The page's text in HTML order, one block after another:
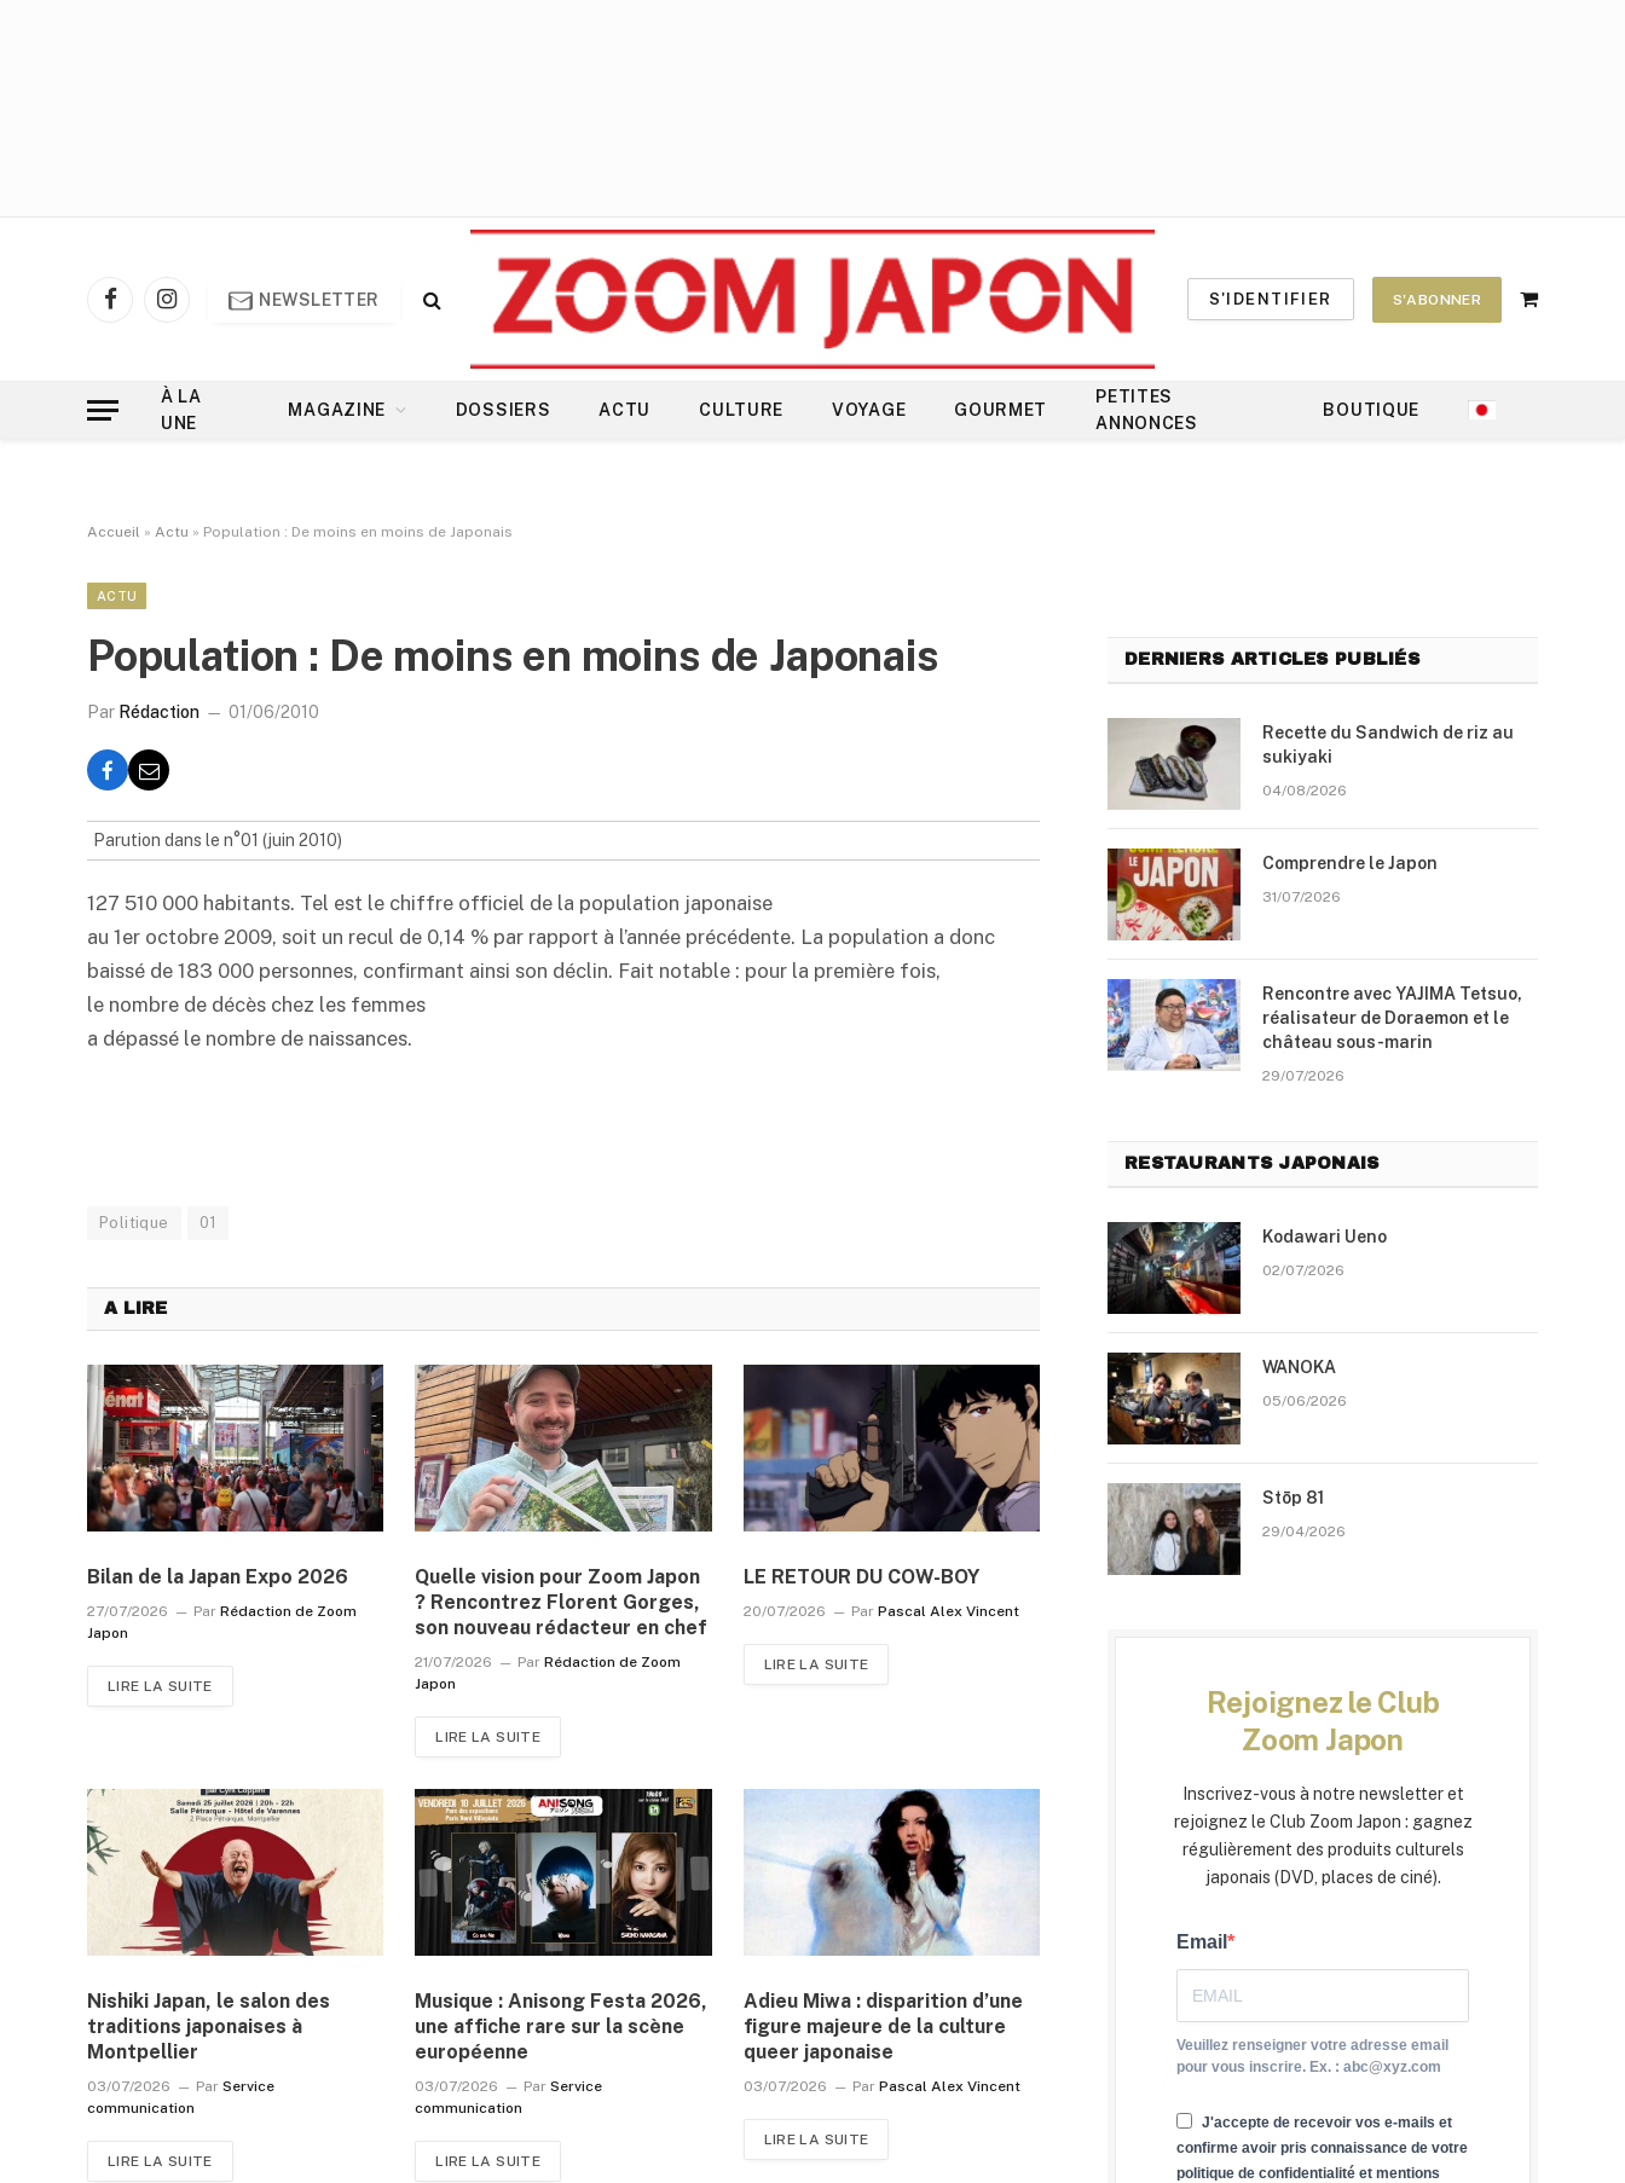
FacebookInstagram
NEWSLETTER S'IDENTIFIER S'ABONNER
Shopping
À LA
UNE
MAGAZINE DOSSIERS ACTU CULTURE VOYAGE GOURMET
PETITES
ANNONCES
BOUTIQUE
Accueil » Actu » Population : De moins en moins de Japonais
ACTU
Population : De moins en moins de Japonais
Par Rédaction 01/06/2010
Parution dans le n°01 (juin 2010)
127 510 000 habitants. Tel est le chiffre officiel de la population japonaise
au 1er octobre 2009, soit un recul de 0,14 % par rapport à l’année précédente. La population a donc
baissé de 183 000 personnes, confirmant ainsi son déclin. Fait notable : pour la première fois,
le nombre de décès chez les femmes
a dépassé le nombre de naissances.
Politique 01
A LIRE
Bilan de la Japan Expo 2026
27/07/2026 Par Rédaction de Zoom
Japon
LIRE LA SUITE
Quelle vision pour Zoom Japon
? Rencontrez Florent Gorges,
son nouveau rédacteur en chef
21/07/2026 Par Rédaction de Zoom
Japon
LIRE LA SUITE
LE RETOUR DU COW-BOY
20/07/2026 Par Pascal Alex Vincent
LIRE LA SUITE
Nishiki Japan, le salon des
traditions japonaises à
Montpellier
03/07/2026 Par Service
communication
LIRE LA SUITE
Musique : Anisong Festa 2026,
une affiche rare sur la scène
européenne
03/07/2026 Par Service
communication
LIRE LA SUITE
Adieu Miwa : disparition d’une
figure majeure de la culture
queer japonaise
03/07/2026 Par Pascal Alex Vincent
LIRE LA SUITE
DERNIERS ARTICLES PUBLIÉS
Recette du Sandwich de riz au
sukiyaki
04/08/2026
Comprendre le Japon
31/07/2026
Rencontre avec YAJIMA Tetsuo,
réalisateur de Doraemon et le
château sous-marin
29/07/2026
RESTAURANTS JAPONAIS
Kodawari Ueno
02/07/2026
WANOKA
05/06/2026
Stōp 81
29/04/2026
Rejoignez le Club
Zoom Japon
Inscrivez-vous à notre newsletter et
rejoignez le Club Zoom Japon : gagnez
régulièrement des produits culturels
japonais (DVD, places de ciné).
Email
Veuillez renseigner votre adresse email
pour vous inscrire. Ex. : abc@xyz.com
J'accepte de recevoir vos e-mails et
confirme avoir pris connaissance de votre
politique de confidentialité et mentions